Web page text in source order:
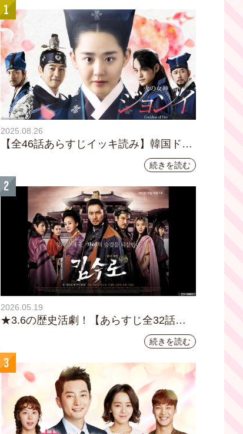
1
2025.08.26
【全46話あらすじイッキ読み】韓国ドラ
マ『火の女神 ジョンイ』｜テレビ大阪
9月11日（木）朝8時放送スタート続きを読む
2
2026.05.19
★3.6の歴史活劇！【あらすじ全32話イ
ッキ読み】韓国ドラマ『鉄の王 キム・
スロ』｜テレビ大阪5月20日(水)あさ8時
00分スタート【TVer配信あり】
続きを読む
3